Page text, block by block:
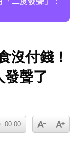
事！
點聲明「駁小
沒付錢！
發聲了
00:00